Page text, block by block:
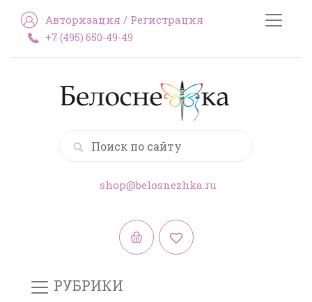
Авторизация / Регистрация
+7 (495) 650-49-49
shop@belosnezhka.ru
РУБРИКИ